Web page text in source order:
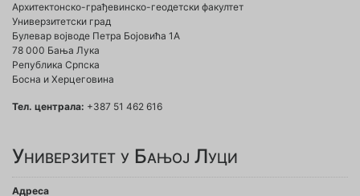
Архитектонско-грађевинско-геодетски факултет
Универзитетски град
Булевар војводе Петра Бојовића 1A
78 000 Бања Лука
Република Српска
Босна и Херцеговина
Тел. централа: +387 51 462 616
Универзитет у Бањој Луци
Адреса